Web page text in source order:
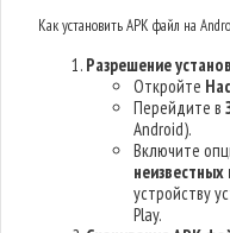
Как установить APK файл на
Разрешение
Откройте
Перейдите в
Android).
Включите
устройству
Play.